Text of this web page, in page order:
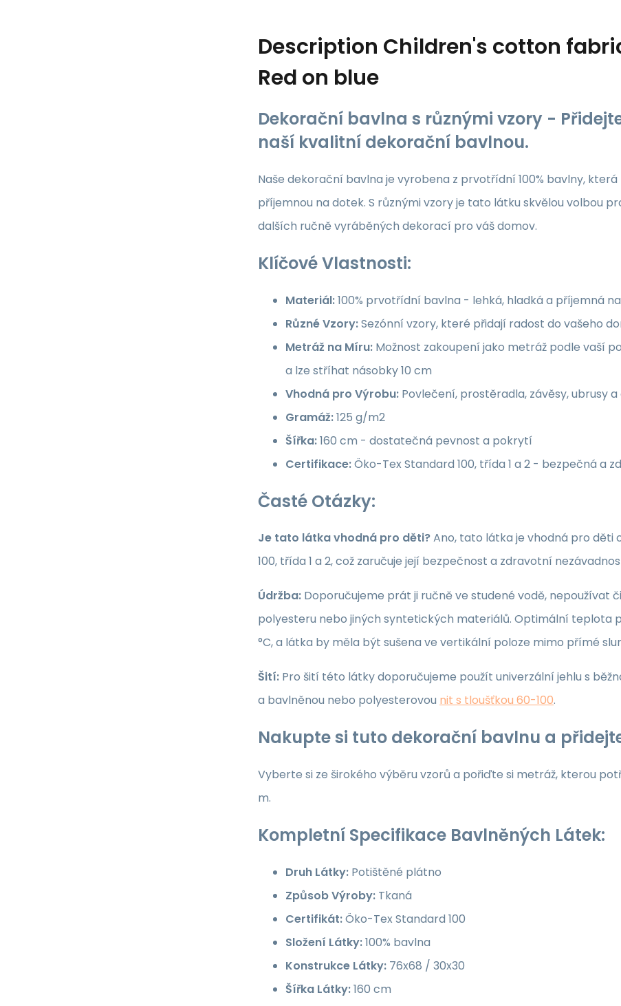
Description Children's cotton
Red on blue
Dekorační bavlna s různými vzory -
naší kvalitní dekorační bavlnou.
Naše dekorační bavlna je vyrobena z prvotřídní 100% bavlny,
příjemnou na dotek. S různými vzory je tato látku skvělou volbou
dalších ručně vyráběných dekorací pro váš domov.
Klíčové Vlastnosti:
Materiál:100% prvotřídní bavlna - lehká, hladká a příjemná
Různé Vzory:Sezónní vzory, které přidají radost do vašeho
Metráž na Míru: Možnost zakoupení jako metráž podle vaší
a lze stříhat násobky 10 cm
Vhodná pro Výrobu: Povlečení, prostěradla, závěsy, ubrusy
Gramáž:125 g/m2
Šířka:160 cm - dostatečná pevnost a pokrytí
Certifikace:Öko-Tex Standard 100, třída 1 a 2 - bezpečná a
Časté Otázky:
Je tato látka vhodná pro děti?Ano, tato látka je vhodná pro děti
100, třída 1 a 2, což zaručuje její bezpečnost a zdravotní
Údržba: Doporučujeme prát ji ručně ve studené vodě, nepoužívat
polyesteru nebo jiných syntetických materiálů. Optimální teplota
°C, a látka by měla být sušena ve vertikální poloze mimo přímé
Šití: Pro šití této látky doporučujeme použít univerzální jehlu s
a bavlněnou nebo polyesterovou nit s tloušťkou 60-100.
Nakupte si tuto dekorační bavlnu a
Vyberte si ze širokého výběru vzorů a pořiďte si metráž, kterou
m.
Kompletní Specifikace Bavlněných Látek:
Druh Látky: Potištěné plátno
Způsob Výroby: Tkaná
Certifikát:Öko-Tex Standard 100
Složení Látky:100% bavlna
Konstrukce Látky: 76x68 / 30x30
Šířka Látky:160 cm